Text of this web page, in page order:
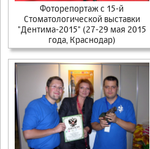
Фоторепортаж с 15-й
Стоматологической выставки
"Дентима-2015" (27-29 мая 2015
года, Краснодар)